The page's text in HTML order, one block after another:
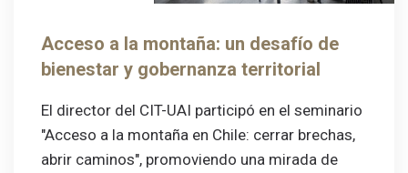
Acceso a la montaña: un desafío de
bienestar y gobernanza territorial
El director del CIT-UAI participó en el seminario
"Acceso a la montaña en Chile: cerrar brechas,
abrir caminos", promoviendo una mirada de